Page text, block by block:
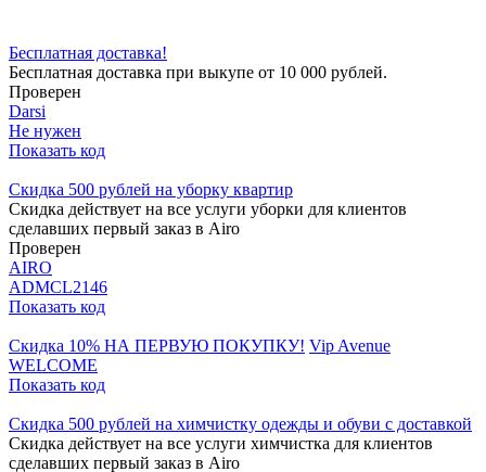
Бесплатная доставка!
Бесплатная доставка при выкупе от 10 000 рублей.
Проверен
Darsi
Не нужен
Показать код
Скидка 500 рублей на уборку квартир
Скидка действует на все услуги уборки для клиентов
сделавших первый заказ в Airo
Проверен
AIRO
ADMCL2146
Показать код
Скидка 10% НА ПЕРВУЮ ПОКУПКУ! Vip Avenue
WELCOME
Показать код
Скидка 500 рублей на химчистку одежды и обуви с доставкой
Скидка действует на все услуги химчистка для клиентов
сделавших первый заказ в Airo